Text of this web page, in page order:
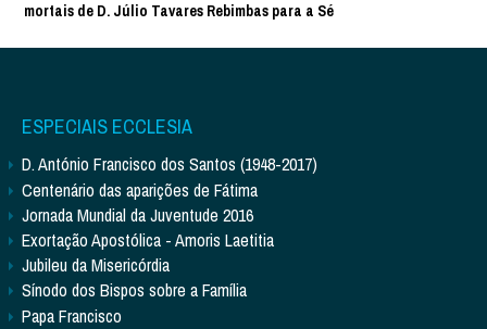
mortais de D. Júlio Tavares Rebimbas para a Sé
ESPECIAIS ECCLESIA
D. António Francisco dos Santos (1948-2017)
Centenário das aparições de Fátima
Jornada Mundial da Juventude 2016
Exortação Apostólica - Amoris Laetitia
Jubileu da Misericórdia
Sínodo dos Bispos sobre a Família
Papa Francisco